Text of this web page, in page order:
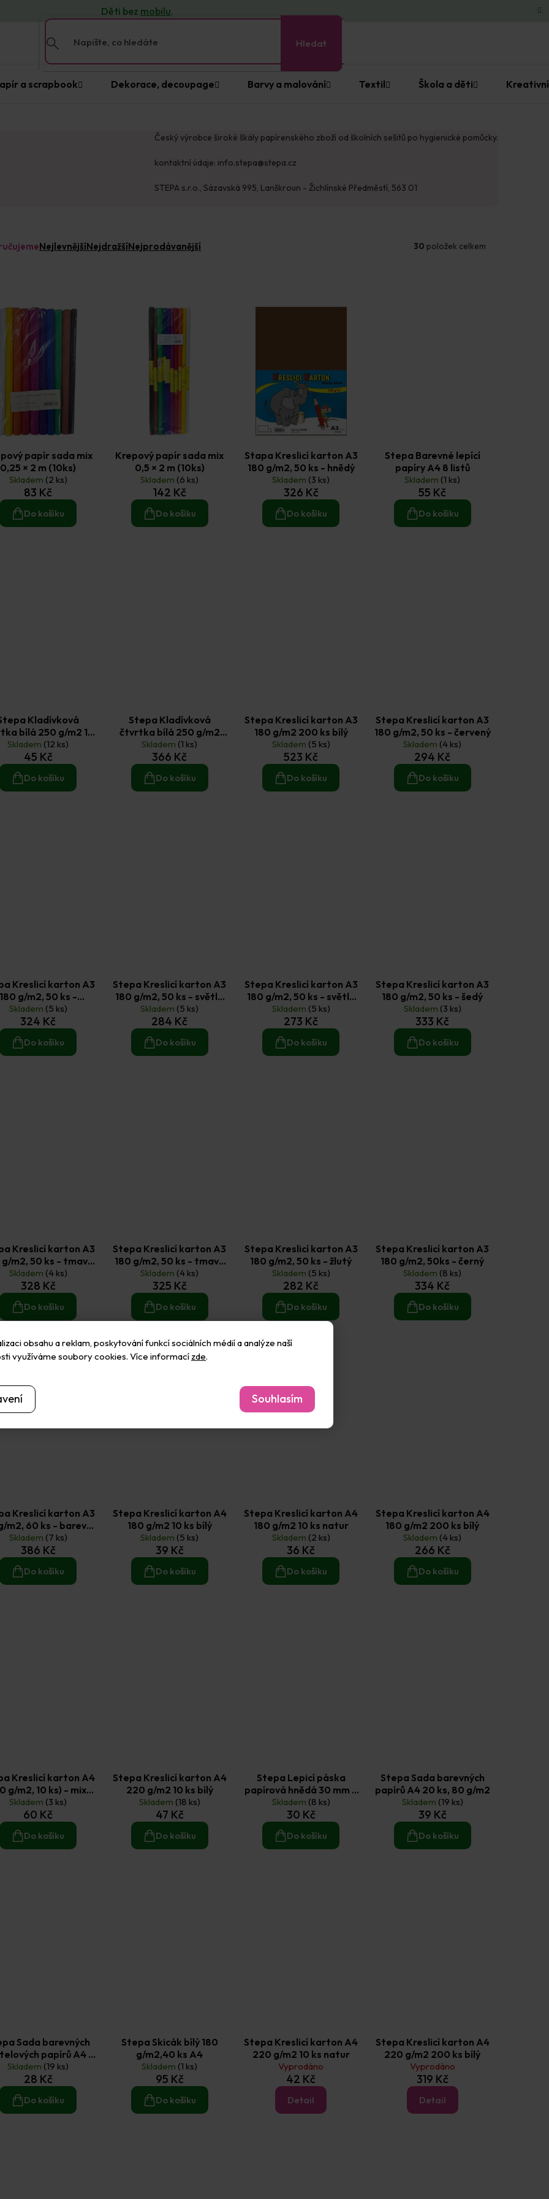
obsahu a reklam, poskytování funkcí sociálních médií a analýze naší
využíváme soubory cookies. Více informací zde.
Souhlasím
Děti bez mobilu.
Hledat
a scrapbook Dekorace, decoupage Barvy a malování Textil Škola a děti
Český výrobce široké škály papírenského zboží od školních sešitů po hygienické pomůcky.
kontaktní údaje: info.stepa@stepa.cz
STEPA s.r.o., Sázavská 995, Lanškroun - Žichlínské Předměstí, 563 01
NejlevnějšíNejdražšíNejprodávanější 30 položek celkem
papír sada mix
0,25 × 2 m (10ks)
Skladem (2 ks)
83 Kč
Do košíku
Krepový papír sada mix
0,5 × 2 m (10ks)
Skladem (6 ks)
142 Kč
Do košíku
Stapa Kreslicí karton A3
180 g/m2, 50 ks - hnědý
Skladem (3 ks)
326 Kč
Do košíku
Stepa Barevné lepící
papíry A4 8 listů
Skladem (1 ks)
55 Kč
Do košíku
Kladívková
bílá 250 g/m2 10
ks A4
Skladem (12 ks)
45 Kč
Do košíku
Stepa Kladívková
čtvrtka bílá 250 g/m2
200 ks A4
Skladem (1 ks)
366 Kč
Do košíku
Stepa Kreslicí karton A3
180 g/m2 200 ks bílý
Skladem (5 ks)
523 Kč
Do košíku
Stepa Kreslicí karton A3
180 g/m2, 50 ks - červený
Skladem (4 ks)
294 Kč
Do košíku
Kreslicí karton A3
g/m2, 50 ks -
krémový
Skladem (5 ks)
324 Kč
Do košíku
Stepa Kreslicí karton A3
180 g/m2, 50 ks - světle
modrý
Skladem (5 ks)
284 Kč
Do košíku
Stepa Kreslicí karton A3
180 g/m2, 50 ks - světle
zelený
Skladem (5 ks)
273 Kč
Do košíku
Stepa Kreslicí karton A3
180 g/m2, 50 ks - šedý
Skladem (3 ks)
333 Kč
Do košíku
Kreslicí karton A3
g/m2, 50 ks - tmavě
modrý
Skladem (4 ks)
328 Kč
Do košíku
Stepa Kreslicí karton A3
180 g/m2, 50 ks - tmavě
zelený
Skladem (4 ks)
325 Kč
Do košíku
Stepa Kreslicí karton A3
180 g/m2, 50 ks - žlutý
Skladem (5 ks)
282 Kč
Do košíku
Stepa Kreslicí karton A3
180 g/m2, 50ks - černý
Skladem (8 ks)
334 Kč
Do košíku
Kreslicí karton A3
m2, 60 ks - barevný
mix
Skladem (7 ks)
386 Kč
Do košíku
Stepa Kreslicí karton A4
180 g/m2 10 ks bílý
Skladem (5 ks)
39 Kč
Do košíku
Stepa Kreslicí karton A4
180 g/m2 10 ks natur
Skladem (2 ks)
36 Kč
Do košíku
Stepa Kreslicí karton A4
180 g/m2 200 ks bílý
Skladem (4 ks)
266 Kč
Do košíku
Kreslicí karton A4
g/m2, 10 ks) - mix
barev
Skladem (3 ks)
60 Kč
Do košíku
Stepa Kreslicí karton A4
220 g/m2 10 ks bílý
Skladem (18 ks)
47 Kč
Do košíku
Stepa Lepicí páska
papírová hnědá 30 mm ×
25 m
Skladem (8 ks)
30 Kč
Do košíku
Stepa Sada barevných
papírů A4 20 ks, 80 g/m2
Skladem (19 ks)
39 Kč
Do košíku
Sada barevných
papírů A4 8
ks
Skladem (19 ks)
28 Kč
Do košíku
Stepa Skicák bílý 180
g/m2,40 ks A4
Skladem (1 ks)
95 Kč
Do košíku
Stepa Kreslicí karton A4
220 g/m2 10 ks natur
Vyprodáno
42 Kč
Detail
Stepa Kreslicí karton A4
220 g/m2 200 ks bílý
Vyprodáno
319 Kč
Detail